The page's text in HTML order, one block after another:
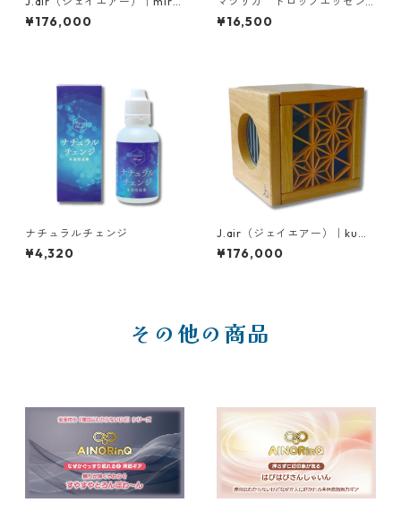
9（ミロク）
¥176,000
ス
¥16,500
ナチュラルチェンジ
¥4,320
J.air（ジェイエアー）｜kumi
ko（クミコ）
¥176,000
その他の商品